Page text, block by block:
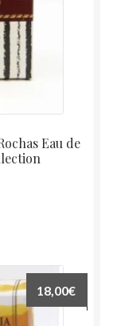
Eau de
18,00€